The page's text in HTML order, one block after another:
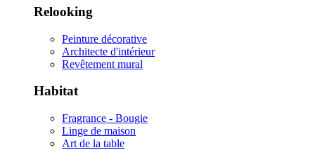
Relooking
Peinture décorative
Architecte d'intérieur
Revêtement mural
Habitat
Fragrance - Bougie
Linge de maison
Art de la table